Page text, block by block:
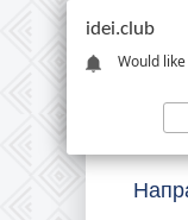
idei.club
Would